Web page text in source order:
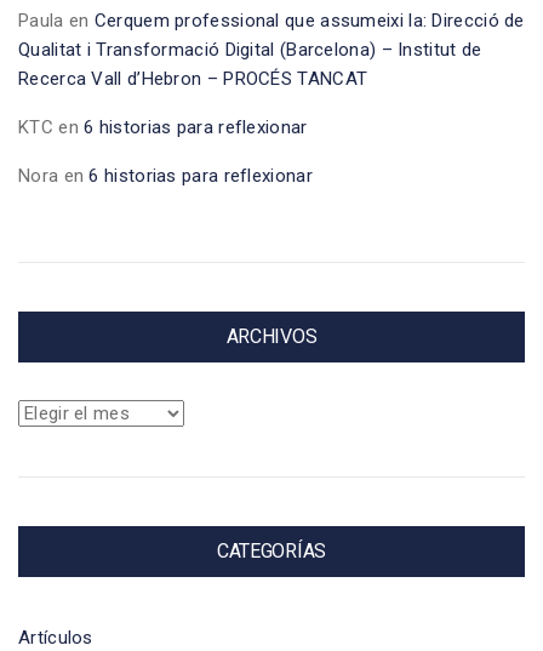
Paula en Cerquem professional que assumeixi la: Direcció de
Qualitat i Transformació Digital (Barcelona) – Institut de
Recerca Vall d’Hebron – PROCÉS TANCAT
KTC en6 historias para reflexionar
Nora en6 historias para reflexionar
ARCHIVOS
Archivos
CATEGORÍAS
Artículos